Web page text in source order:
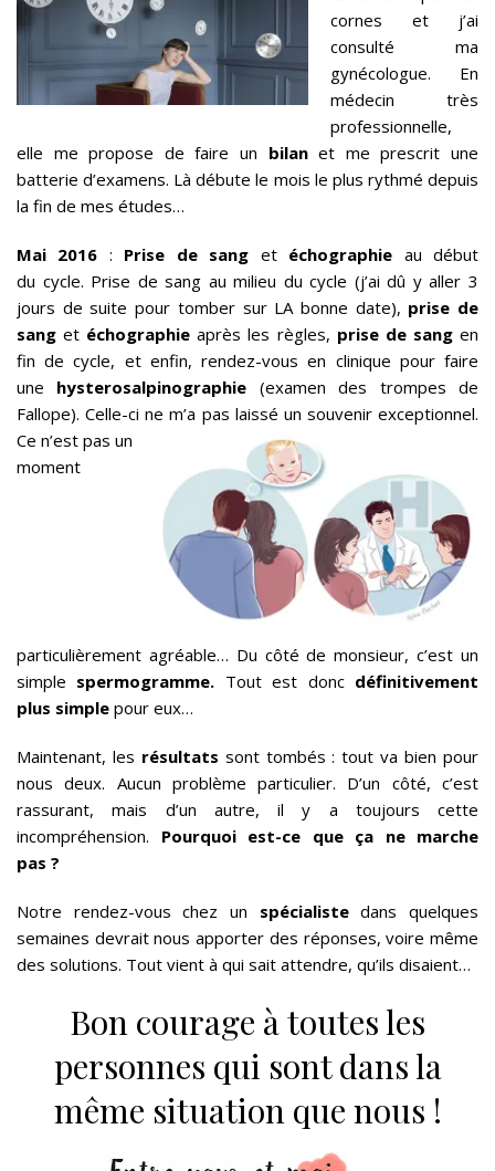
cornes et j’ai
consulté ma
gynécologue. En
médecin très
professionnelle,
elle me propose de faire un bilanet me prescrit une
batterie d’examens. Là débute le mois le plus rythmé depuis
la fin de mes études…
Mai 2016 : Prise de sang et échographie au début
du cycle. Prise de sang au milieu du cycle (j’ai dû y aller 3
jours de suite pour tomber sur LA bonne date), prise de
sang et échographie après les règles, prise de sangen
fin de cycle, et enfin, rendez-vous en clinique pour faire
une hysterosalpinographie (examen des trompes de
Fallope). Celle-ci ne m’a pas laissé un souvenir exceptionnel.
Ce n’est pas un
moment
particulièrement agréable… Du côté de monsieur, c’est un
simple spermogramme. Tout est donc définitivement
plus simple pour eux…
Maintenant, les résultats sont tombés : tout va bien pour
nous deux. Aucun problème particulier. D’un côté, c’est
rassurant, mais d’un autre, il y a toujours cette
incompréhension. Pourquoi est-ce que ça ne marche
pas ?
Notre rendez-vous chez un spécialistedans quelques
semaines devrait nous apporter des réponses, voire même
des solutions. Tout vient à qui sait attendre, qu’ils disaient…
Bon courage à toutes les
personnes qui sont dans la
même situation que nous !